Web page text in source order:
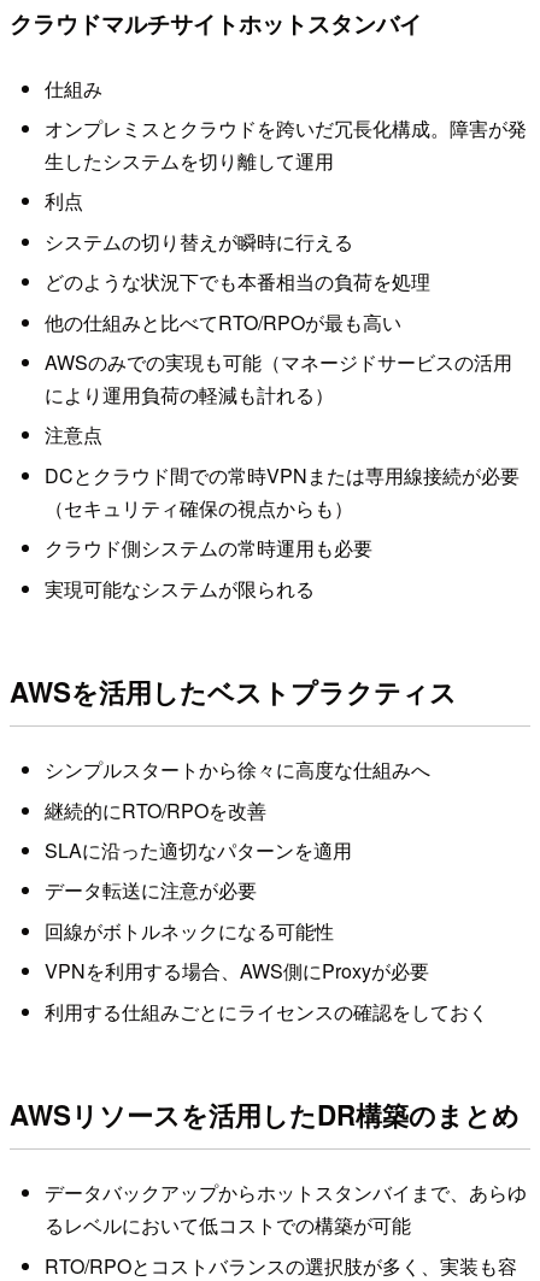
クラウドマルチサイトホットスタンバイ
仕組み
オンプレミスとクラウドを跨いだ冗長化構成。障害が発
生したシステムを切り離して運用
利点
システムの切り替えが瞬時に行える
どのような状況下でも本番相当の負荷を処理
他の仕組みと比べてRTO/RPOが最も高い
AWSのみでの実現も可能（マネージドサービスの活用
により運用負荷の軽減も計れる）
注意点
DCとクラウド間での常時VPNまたは専用線接続が必要
（セキュリティ確保の視点からも）
クラウド側システムの常時運用も必要
実現可能なシステムが限られる
AWSを活用したベストプラクティス
シンプルスタートから徐々に高度な仕組みへ
継続的にRTO/RPOを改善
SLAに沿った適切なパターンを適用
データ転送に注意が必要
回線がボトルネックになる可能性
VPNを利用する場合、AWS側にProxyが必要
利用する仕組みごとにライセンスの確認をしておく
AWSリソースを活用したDR構築のまとめ
データバックアップからホットスタンバイまで、あらゆ
るレベルにおいて低コストでの構築が可能
RTO/RPOとコストバランスの選択肢が多く、実装も容